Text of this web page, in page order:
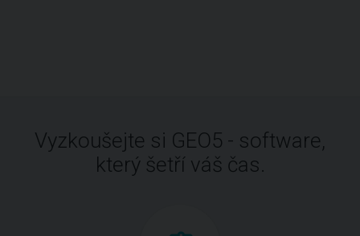
Vyzkoušejte si GEO5 - software,
který šetří váš čas.